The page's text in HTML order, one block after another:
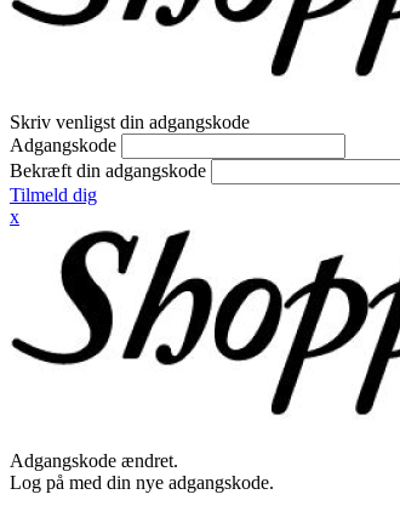
Skriv venligst din adgangskode
Adgangskode
Bekræft din adgangskode
Tilmeld dig
x
Adgangskode ændret.
Log på med din nye adgangskode.